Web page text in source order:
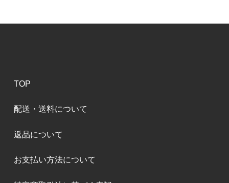
TOP
配送・送料について
返品について
お支払い方法について